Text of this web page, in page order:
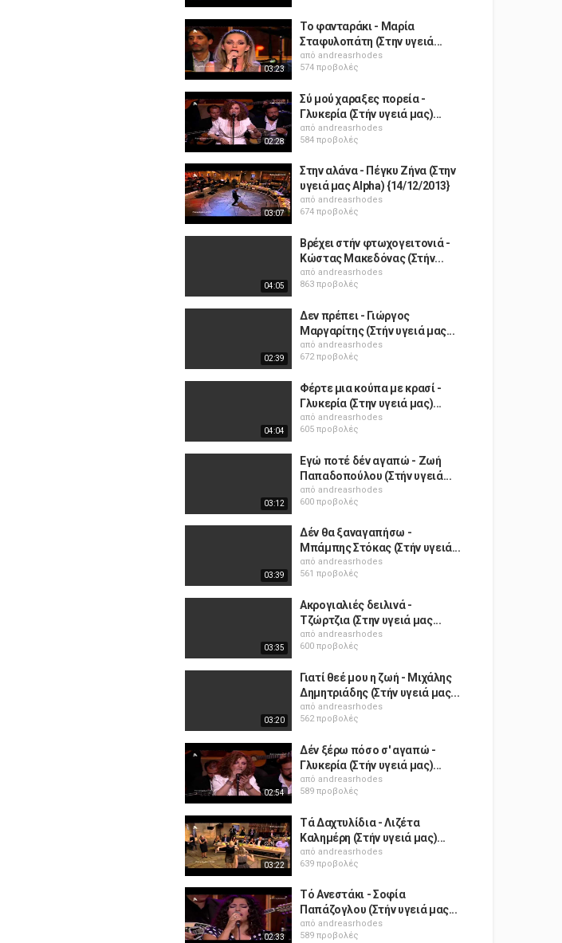
03:23
Το φανταράκι - Μαρία
Σταφυλοπάτη (Στην υγειά...
από andreasrhodes
574 προβολές
02:28
Σύ μού χαραξες πορεία -
Γλυκερία (Στήν υγειά μας)...
από andreasrhodes
584 προβολές
03:07
Στην αλάνα - Πέγκυ Ζήνα (Στην
υγειά μας Alpha) {14/12/2013}
από andreasrhodes
674 προβολές
04:05
Βρέχει στήν φτωχογειτονιά -
Κώστας Μακεδόνας (Στήν...
από andreasrhodes
863 προβολές
02:39
Δεν πρέπει - Γιώργος
Μαργαρίτης (Στήν υγειά μας...
από andreasrhodes
672 προβολές
04:04
Φέρτε μια κούπα με κρασί -
Γλυκερία (Στην υγειά μας)...
από andreasrhodes
605 προβολές
03:12
Εγώ ποτέ δέν αγαπώ - Ζωή
Παπαδοπούλου (Στήν υγειά...
από andreasrhodes
600 προβολές
03:39
Δέν θα ξαναγαπήσω -
Μπάμπης Στόκας (Στήν υγειά...
από andreasrhodes
561 προβολές
03:35
Ακρογιαλιές δειλινά -
Τζώρτζια (Στην υγειά μας...
από andreasrhodes
600 προβολές
03:20
Γιατί θεέ μου η ζωή - Μιχάλης
Δημητριάδης (Στήν υγειά μας...
από andreasrhodes
562 προβολές
02:54
Δέν ξέρω πόσο σ' αγαπώ -
Γλυκερία (Στήν υγειά μας)...
από andreasrhodes
589 προβολές
03:22
Τά Δαχτυλίδια - Λιζέτα
Καλημέρη (Στήν υγειά μας)...
από andreasrhodes
639 προβολές
02:33
Τό Ανεστάκι - Σοφία
Παπάζογλου (Στήν υγειά μας...
από andreasrhodes
589 προβολές